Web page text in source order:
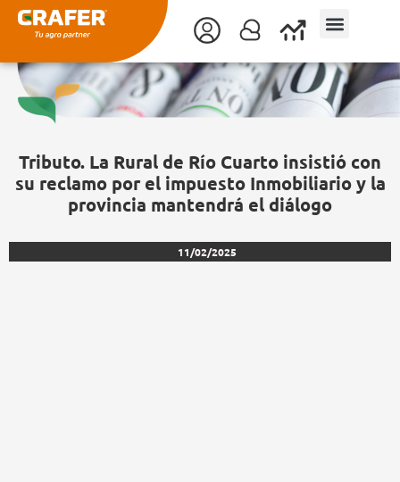
contenido
Tributo. La Rural de Río Cuarto insistió con
su reclamo por el impuesto Inmobiliario y la
provincia mantendrá el diálogo
11/02/2025